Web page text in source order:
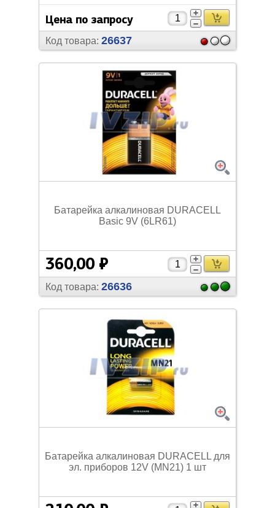
Цена по запросу
Код товара: 26637
Батарейка алкалиновая DURACELL
Basic 9V (6LR61)
360,00 ₽
Код товара: 26636
Батарейка алкалиновая DURACELL для
эл. приборов 12V (MN21) 1 шт